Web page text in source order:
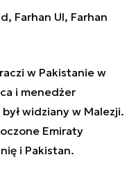
Farhan Ul, Farhan
w Pakistanie w
i menedżer
widziany w Malezji.
Emiraty
i Pakistan.